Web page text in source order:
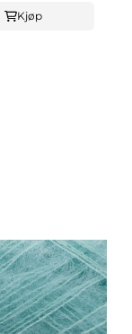
Kjøp